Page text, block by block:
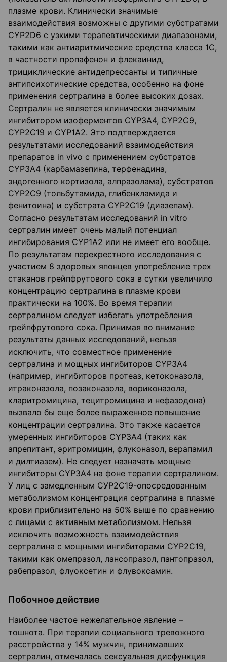
плазме крови. Клинически значимые
взаимодействия возможны с другими субстратами
CYP2D6 с узкими терапевтическими диапазонами,
такими как антиаритмические средства класса 1С,
в частности пропафенон и флекаинид,
трициклические антидепрессанты и типичные
антипсихотические средства, особенно на фоне
применения сертралина в более высоких дозах.
Сертралин не является клинически значимым
ингибитором изоферментов CYP3A4, CYP2C9,
CYP2C19 и CYP1A2. Это подтверждается
результатами исследований взаимодействия
препаратов in vivo с применением субстратов
CYP3A4 (карбамазепина, терфенадина,
эндогенного кортизола, алпразолама), субстратов
CYP2C9 (тольбутамида, глибенкламида и
фенитоина) и субстрата CYP2C19 (диазепам).
Согласно результатам исследований in vitro
сертралин имеет очень малый потенциал
ингибирования CYP1A2 или не имеет его вообще.
По результатам перекрестного исследования с
участием 8 здоровых японцев употребление трех
стаканов грейпфрутового сока в сутки увеличило
концентрацию сертралина в плазме крови
практически на 100%. Во время терапии
сертралином следует избегать употребления
грейпфрутового сока. Принимая во внимание
результаты данных исследований, нельзя
исключить, что совместное применение
сертралина и мощных ингибиторов CYP3A4
(например, ингибиторов протеаз, кетоконазола,
итраконазола, позаконазола, вориконазола,
кларитромицина, тецитромицина и нефазодона)
вызвало бы еще более выраженное повышение
концентрации сертралина. Это также касается
умеренных ингибиторов CYP3A4 (таких как
апрепитант, эритромицин, флуконазол, верапамил
и дилтиазем). Не следует назначать мощные
ингибиторы CYP3A4 на фоне терапии сертралином.
У лиц с замедленным СУР2С19-опосредованным
метаболизмом концентрация сертралина в плазме
крови приблизительно на 50% выше по сравнению
с лицами с активным метаболизмом. Нельзя
исключить возможность взаимодействия
сертралина с мощными ингибиторами CYP2C19,
такими как омепразол, лансопразол, пантопразол,
рабепразол, флуоксетин и флувоксамин.
Побочное действие
Наиболее частое нежелательное явление –
тошнота. При терапии социального тревожного
расстройства у 14% мужчин, принимавших
сертралин, отмечалась сексуальная дисфункция